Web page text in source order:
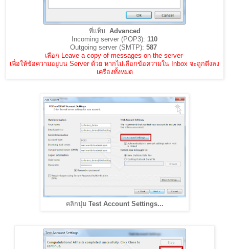
ที่แท็บ Advanced
Incoming server (POP3): 110
Outgoing server (SMTP): 587
เลือก Leave a copy of messages on the server
เพื่อให้ข้อความอยู่บน Server ด้วย หากไม่เลือกข้อความใน Inbox จะถูกดึงลง
เครื่องทั้งหมด
คลิกปุ่ม Test Account Settings...